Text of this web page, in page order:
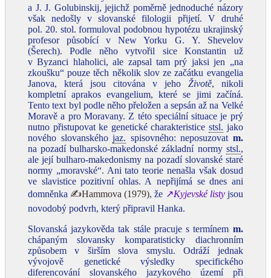
a J. J. Golubinskij, jejichž poměrně jednoduché názory
však nedošly v slovanské filologii přijetí. V druhé
pol. 20. stol. formuloval podobnou hypotézu ukrajinský
profesor působící v New Yorku G. Y. Shevelov
(Šerech). Podle něho vytvořil sice Konstantin už
v Byzanci hlaholici, ale zapsal tam prý jaksi jen „na
zkoušku“ pouze těch několik slov ze začátku evangelia
Janova, která jsou citována v jeho Životě, nikoli
kompletní aprakos evangelium, které se jimi začíná.
Tento text byl podle něho přeložen a sepsán až na Velké
Moravě a pro Moravany. Z této speciální situace je prý
nutno přistupovat ke genetické charakteristicestsl. jako
nového slovanskéhojaz. spisovného: neposuzovat m.
na pozadí bulharsko‑makedonské základní normy stsl.,
ale její bulharo‑makedonismy na pozadí slovanské staré
normy „moravské“. Ani tato teorie nenašla však dosud
ve slavistice pozitivní ohlas. A nepřijímá se dnes ani
domněnka ✍Hammova (1979), že ↗Kyjevské listyjsou
novodobý podvrh, který připravil Hanka.
Slovanská jazykověda tak stále pracuje s termínem m.
chápaným slovansky komparatisticky diachronním
způsobem v širším slova smyslu. Odráží jednak
vývojově genetické výsledky specifického
diferencování slovanského jazykového území při